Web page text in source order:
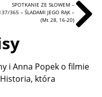
SPOTKANIE ZE SŁOWEM –
365 – ŚLADAMI JEGO RĄK –
(Mt 28, 16-20)
i Anna Popek o filmie
Historia, która